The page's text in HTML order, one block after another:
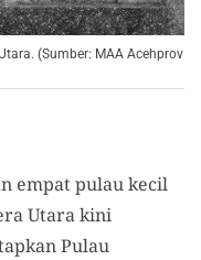
(Sumber: MAA Acehprov
empat pulau kecil
Utara kini
Pulau